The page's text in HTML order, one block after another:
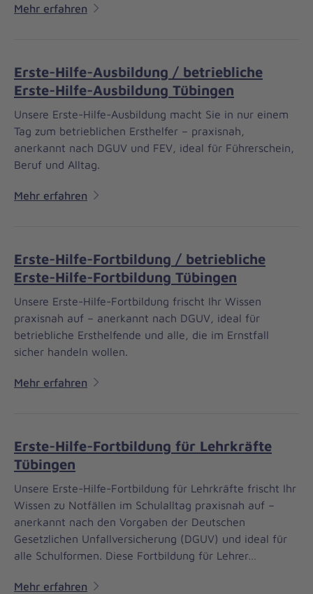
Mehr erfahren
Erste-Hilfe-Ausbildung / betriebliche
Erste-Hilfe-Ausbildung Tübingen
Unsere Erste-Hilfe-Ausbildung macht Sie in nur einem
Tag zum betrieblichen Ersthelfer – praxisnah,
anerkannt nach DGUV und FEV, ideal für Führerschein,
Beruf und Alltag.
Mehr erfahren
Erste-Hilfe-Fortbildung / betriebliche
Erste-Hilfe-Fortbildung Tübingen
Unsere Erste-Hilfe-Fortbildung frischt Ihr Wissen
praxisnah auf – anerkannt nach DGUV, ideal für
betriebliche Ersthelfende und alle, die im Ernstfall
sicher handeln wollen.
Mehr erfahren
Erste-Hilfe-Fortbildung für Lehrkräfte
Tübingen
Unsere Erste-Hilfe-Fortbildung für Lehrkräfte frischt Ihr
Wissen zu Notfällen im Schulalltag praxisnah auf –
anerkannt nach den Vorgaben der Deutschen
Gesetzlichen Unfallversicherung (DGUV) und ideal für
alle Schulformen. Diese Fortbildung für Lehrer…
Mehr erfahren